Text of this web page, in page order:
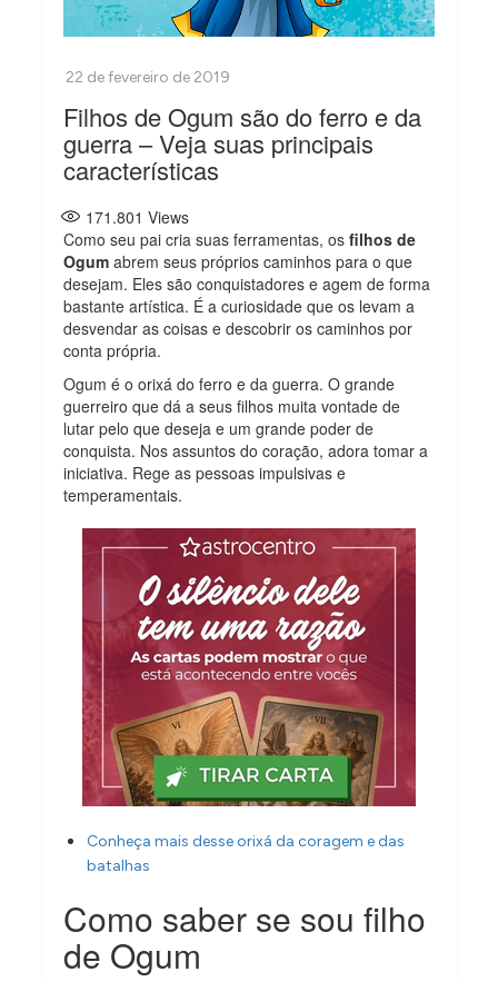
Filhos de Ogum são do ferro e da
guerra – Veja suas principais
características
171.801 Views
Como seu pai cria suas ferramentas, osfilhos de
Ogum abrem seus próprios caminhos para o que
desejam. Eles são conquistadores e agem de forma
bastante artística. É a curiosidade que os levam a
desvendar as coisas e descobrir os caminhos por
conta própria.
Ogum é o orixá do ferro e da guerra. O grande
guerreiro que dá a seus filhos muita vontade de
lutar pelo que deseja e um grande poder de
conquista. Nos assuntos do coração, adora tomar a
iniciativa. Rege as pessoas impulsivas e
temperamentais.
Conheça mais desse orixá da coragem e das
batalhas
Como saber se sou filho
de Ogum